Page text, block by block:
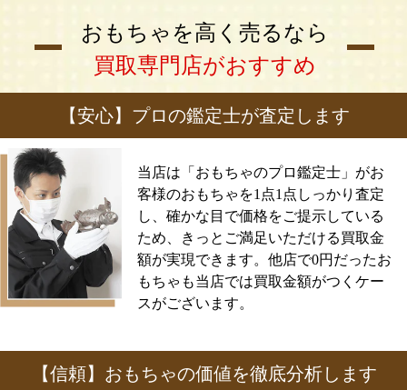
おもちゃを高く売るなら
買取専門店がおすすめ
【安心】プロの鑑定士が査定します
当店は「おもちゃのプロ鑑定士」がお
客様のおもちゃを1点1点しっかり査定
し、確かな目で価格をご提示している
ため、きっとご満足いただける買取金
額が実現できます。他店で0円だったお
もちゃも当店では買取金額がつくケー
スがございます。
【信頼】おもちゃの価値を徹底分析します